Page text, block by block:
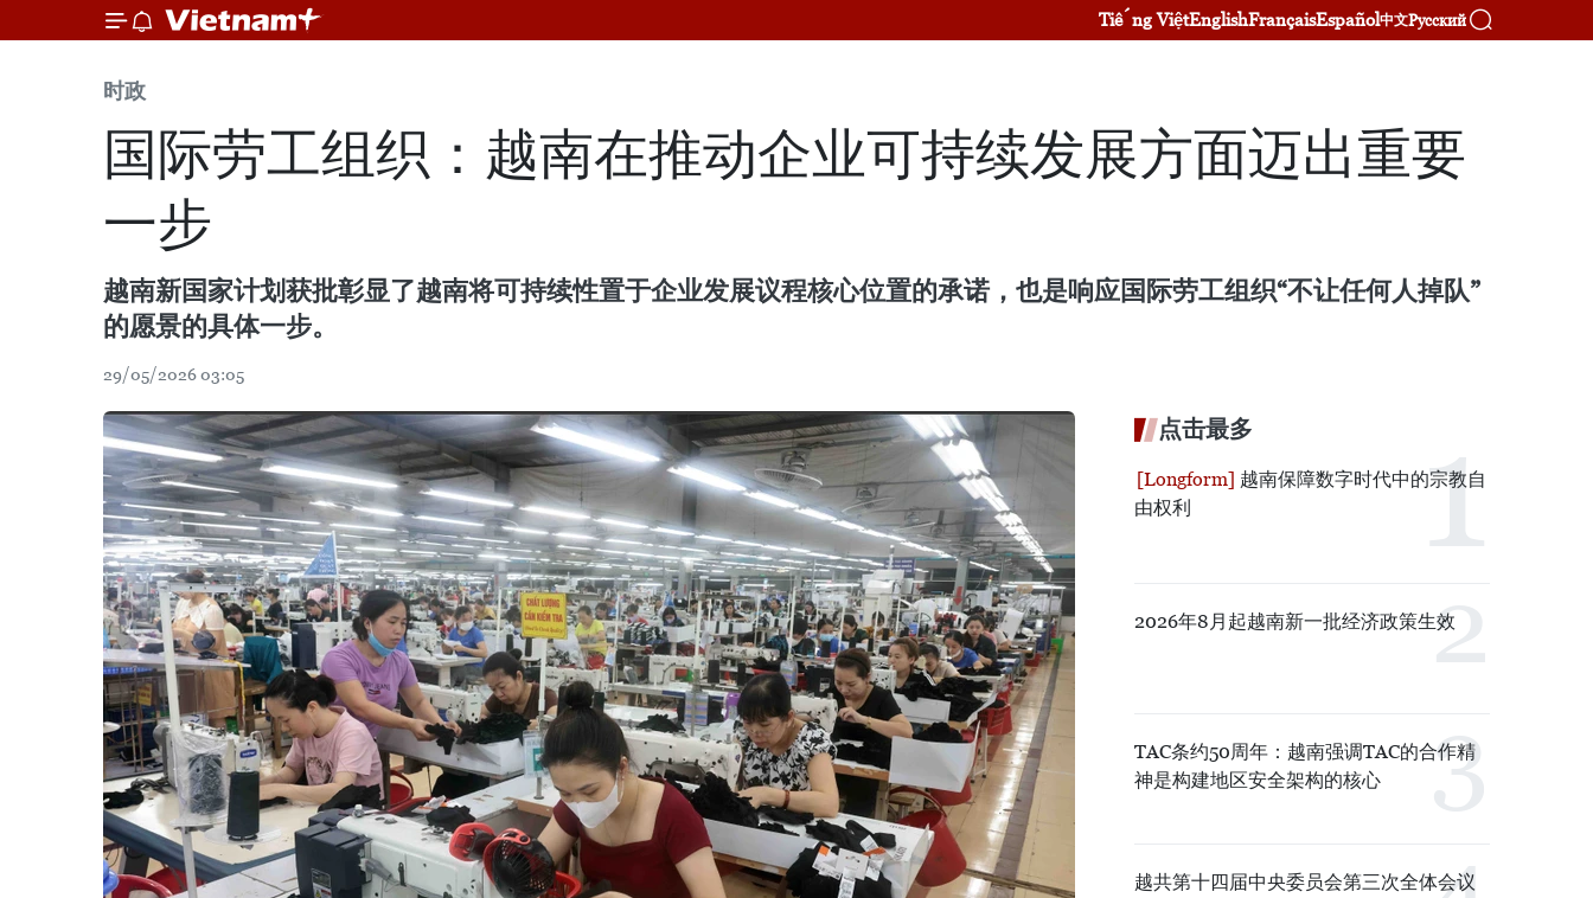
Tiếng ViệtEnglishFrançaisEspañol中文Русский
时政
国际劳工组织：越南在推动企业可持续发展方面迈出重要
一步
越南新国家计划获批彰显了越南将可持续性置于企业发展议程核心位置的承诺，也是响应国际劳工组织“不让任何人掉队”
的愿景的具体一步。
29/05/2026 03:05
点击最多
越南保障数字时代中的宗教自
由权利
2026年8月起越南新一批经济政策生效
TAC条约50周年：越南强调TAC的合作精
神是构建地区安全架构的核心
越共第十四届中央委员会第三次全体会议